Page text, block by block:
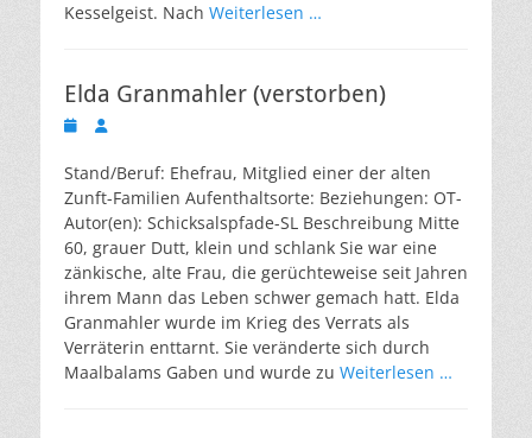
Kesselgeist. Nach Weiterlesen …
Elda Granmahler (verstorben)
Veröffentlicht
Autor
Stand/Beruf: Ehefrau, Mitglied einer der alten
Zunft-Familien Aufenthaltsorte: Beziehungen: OT-
Autor(en): Schicksalspfade-SL Beschreibung Mitte
60, grauer Dutt, klein und schlank Sie war eine
zänkische, alte Frau, die gerüchteweise seit Jahren
ihrem Mann das Leben schwer gemach hatt. Elda
Granmahler wurde im Krieg des Verrats als
Verräterin enttarnt. Sie veränderte sich durch
Maalbalams Gaben und wurde zu Weiterlesen …